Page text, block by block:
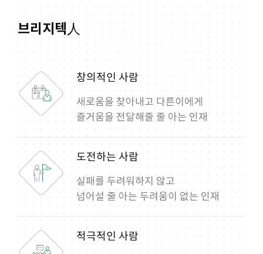
브리지텍人
창의적인 사람
새로움을 찾아내고 다른이에게
즐거움을 전달해줄 줄 아는 인재
도전하는 사람
실패를 두려워하지 않고
넘어설 줄 아는 두려움이 없는 인재
적극적인 사람